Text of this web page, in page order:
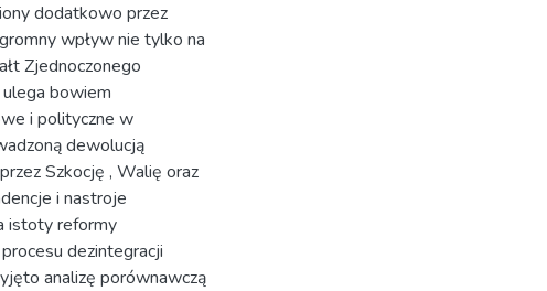
dodatkowo przez
wpływ nie tylko na
Zjednoczonego
bowiem
i polityczne w
dewolucją
Szkocję , Walię oraz
i nastroje
istoty reformy
dezintegracji
analizę porównawczą